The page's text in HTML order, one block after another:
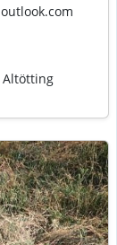
Altötting